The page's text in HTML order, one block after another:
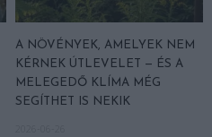
A NÖVÉNYEK, AMELYEK NEM
KÉRNEK ÚTLEVELET — ÉS A
MELEGEDŐ KLÍMA MÉG
SEGÍTHET IS NEKIK